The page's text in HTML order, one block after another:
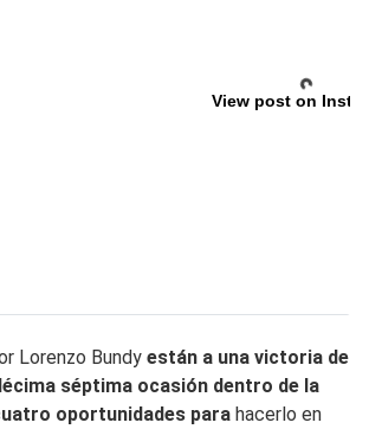
View post on
Lorenzo Bundy están a una victoria de
séptima ocasión dentro de la
oportunidades para hacerlo en